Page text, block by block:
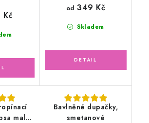
Skladem
od 349 Kč
malá
Bavlněné dupačky,
smetanové